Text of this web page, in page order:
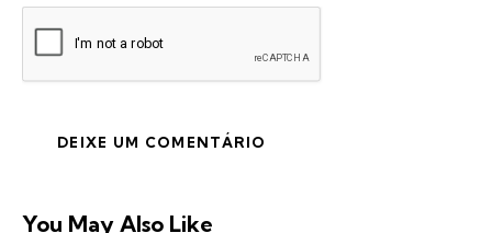
You May Also Like